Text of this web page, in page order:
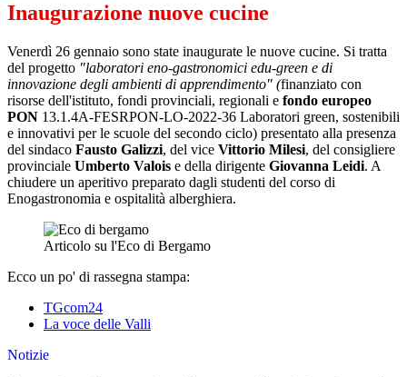
Inaugurazione nuove cucine
Venerdì 26 gennaio sono state inaugurate le nuove cucine. Si tratta
del progetto "laboratori eno-gastronomici edu-green e di
innovazione degli ambienti di apprendimento" (finanziato con
risorse dell'istituto, fondi provinciali, regionali e fondo europeo
PON 13.1.4A-FESRPON-LO-2022-36 Laboratori green, sostenibili
e innovativi per le scuole del secondo ciclo) presentato alla presenza
del sindaco Fausto Galizzi, del vice Vittorio Milesi, del consigliere
provinciale Umberto Valois e della dirigente Giovanna Leidi. A
chiudere un aperitivo preparato dagli studenti del corso di
Enogastronomia e ospitalità alberghiera.
Articolo su l'Eco di Bergamo
Ecco un po' di rassegna stampa:
TGcom24
La voce delle Valli
Notizie